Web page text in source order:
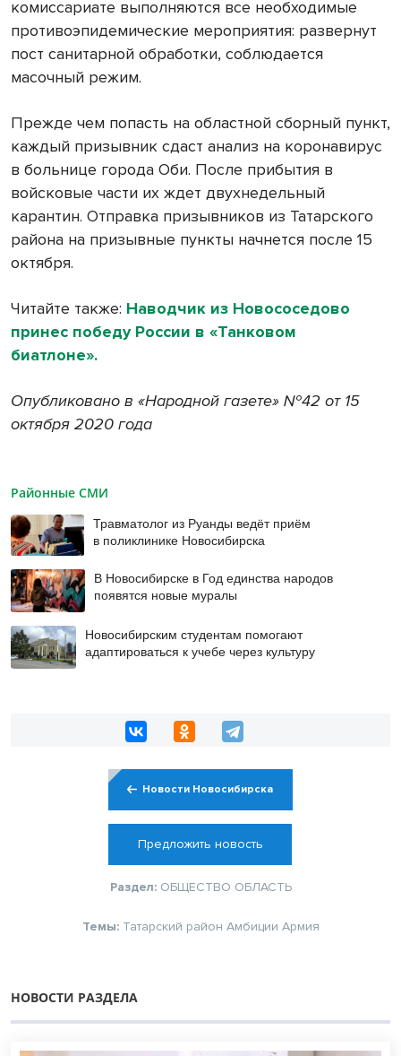
комиссариате выполняются все необходимые
противоэпидемические мероприятия: развернут
пост санитарной обработки, соблюдается
масочный режим.
Прежде чем попасть на областной сборный пункт,
каждый призывник сдаст анализ на коронавирус
в больнице города Оби. После прибытия в
войсковые части их ждет двухнедельный
карантин. Отправка призывников из Татарского
района на призывные пункты начнется после 15
октября.
Читайте также: Наводчик из Новососедово
принес победу России в «Танковом
биатлоне».
Опубликовано в «Народной газете» №42 от 15
октября 2020 года
Районные СМИ
Травматолог из Руанды ведёт приём
в поликлинике Новосибирска
В Новосибирске в Год единства народов
появятся новые муралы
Новосибирским студентам помогают
адаптироваться к учебе через культуру
Новости Новосибирска
Предложить новость
Раздел: ОБЩЕСТВО ОБЛАСТЬ
Темы: Татарский район Амбиции Армия
НОВОСТИ РАЗДЕЛА